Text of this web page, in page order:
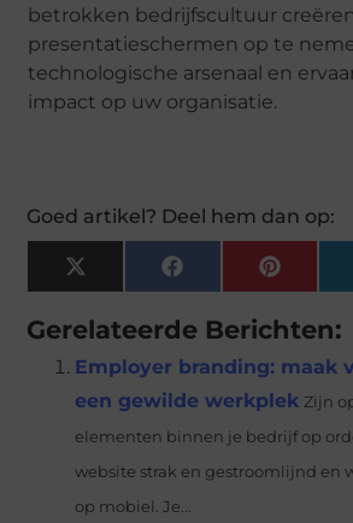
betrokken bedrijfscultuur
presentatieschermen op te
technologische arsenaal en
impact op uw organisatie.
Goed artikel? Deel hem dan op:
X
(Twitter)
Facebook
Gerelateerde Berichten:
Employer branding: maak
een gewilde werkplek Zijn
elementen binnen je bedrijf op
website strak en gestroomlijnd en
op mobiel. Je...